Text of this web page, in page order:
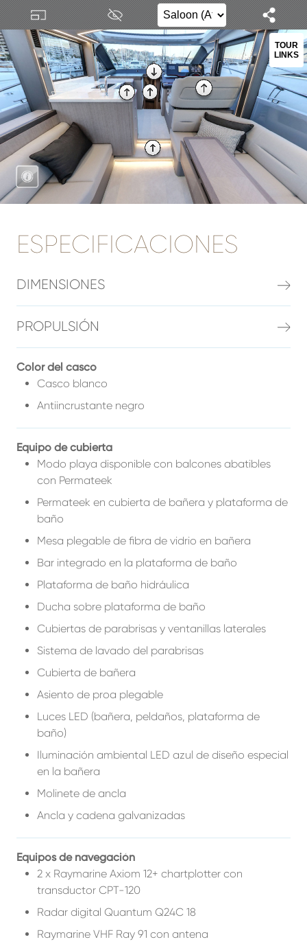
ESPECIFICACIONES
DIMENSIONES
PROPULSIÓN
Color del casco
Casco blanco
Antiincrustante negro
Equipo de cubierta
Modo playa disponible con balcones abatibles
con Permateek
Permateek en cubierta de bañera y plataforma de
baño
Mesa plegable de fibra de vidrio en bañera
Bar integrado en la plataforma de baño
Plataforma de baño hidráulica
Ducha sobre plataforma de baño
Cubiertas de parabrisas y ventanillas laterales
Sistema de lavado del parabrisas
Cubierta de bañera
Asiento de proa plegable
Luces LED (bañera, peldaños, plataforma de
baño)
Iluminación ambiental LED azul de diseño especial
en la bañera
Molinete de ancla
Ancla y cadena galvanizadas
Equipos de navegación
2 x Raymarine Axiom 12+ chartplotter con
transductor CPT-120
Radar digital Quantum Q24C 18
Raymarine VHF Ray 91 con antena